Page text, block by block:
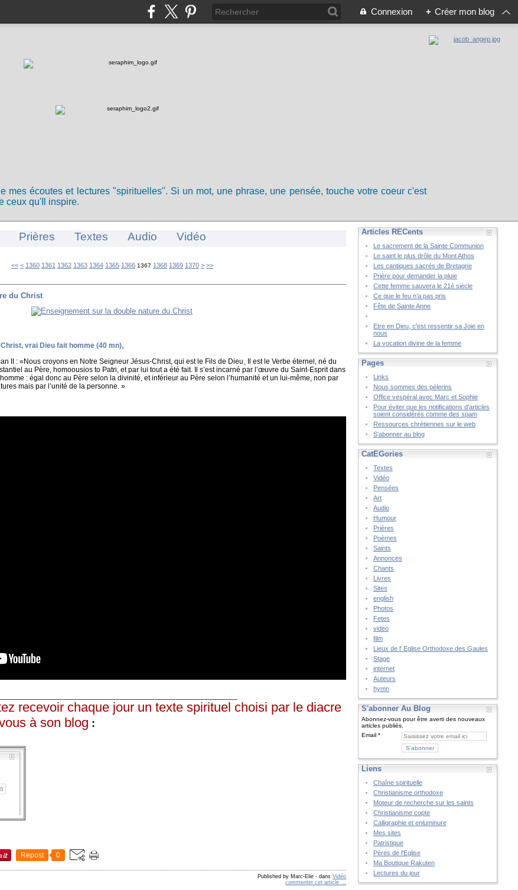
Connexion + Créer mon blog
mes écoutes et lectures "spirituelles". Si un mot, une phrase, une pensée, touche votre coeur c'est
ceux qu'Il inspire.
Prières Textes Audio Vidéo
<< < 1300
1310
1320
1330
1340
1350
1360 1361 1362 1363 1364 1365 1366 1367 1368 1369 1370 1380
1390
1400
1500
1600
1700
1800
1900
2000
2100
2200
2300
> >>
du Christ
vrai Dieu fait homme (40 mn).
II : «Nous croyons en Notre Seigneur Jésus-Christ, qui est le Fils de Dieu
Il est le Verbe éternel, né du
au Père, homoousios to Patri, et par lui tout a été fait. Il s’est incarné par l’œuvre du Saint-Esprit dans
: égal donc au Père selon la divinité, et inférieur au Père selon l’humanité et un lui-même, non par
mais par l’unité de la personne. »
recevoir chaque jour un texte spirituel choisi par le diacre
à son blog :
Repost 0
Published by Marc-Elie - dansVidéo
commenter cet article
Articles RÉCents
Le sacrement de la Sainte Communion
Le saint le plus drôle du Mont Athos
Les cantiques sacrés de Bretagne
Prière pour demander la pluie
Cette femme sauvera le 21è siècle
Ce que le feu n’a pas pris
Fête de Sainte Anne
Etre en Dieu, c'est ressentir sa Joie en
nous
La vocation divine de la femme
Pages
Links
Nous sommes des pélerins
Office vespéral avec Marc et Sophie
Pour éviter que les notifications d'articles
soient considérés comme des spam
Ressources chrétiennes sur le web
S'abonner au blog
CatÉGories
Textes
Vidéo
Pensées
Art
Audio
Humour
Prières
Poèmes
Saints
Annonces
Chants
Livres
Sites
english
Photos
Fetes
video
film
Lieux de l' Eglise Orthodoxe des Gaules
Stage
internet
Auteurs
hymn
S'abonner Au Blog
Abonnez-vous pour être averti des nouveaux
articles publiés.
Email
Liens
Chaîne spirituelle
Christianisme orthodoxe
Moteur de recherche sur les saints
Christianisme copte
Calligraphie et enluminure
Mes sites
Patristique
Pères de l'Eglise
Ma Boutique Rakuten
Lectures du jour